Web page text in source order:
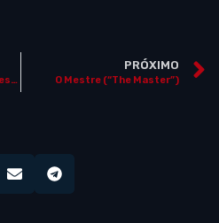
Meu Malvado Favorito 2 (“Despicable Me 2”)
PRÓXIMO
O Mestre (“The Master”)